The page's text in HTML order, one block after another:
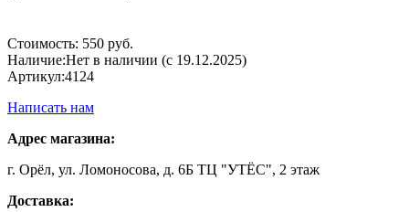
Стоимость: 550 руб.
Наличие:Нет в наличии (с 19.12.2025)
Артикул:4124
Написать нам
Адрес магазина:
г. Орёл, ул. Ломоносова, д. 6Б ТЦ "УТЁС", 2 этаж
Доставка: